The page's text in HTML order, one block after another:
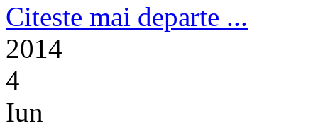
Citeste mai departe ...
2014
4
Iun